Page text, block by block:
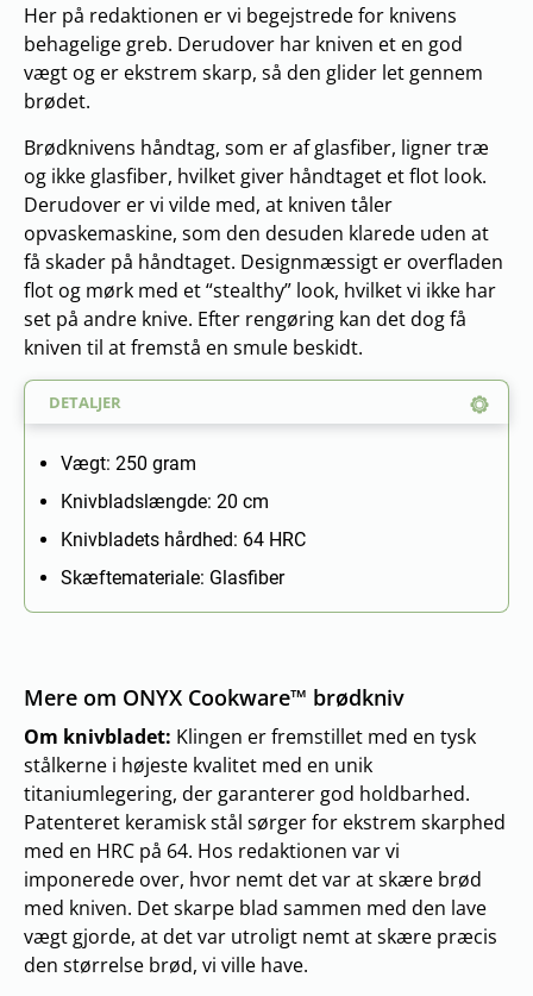
DETALJER
Vægt: 250 gram
Knivbladslængde: 20 cm
Knivbladets hårdhed: 64 HRC
Skæftemateriale: Glasfiber
Her på redaktionen er vi begejstrede for knivens
behagelige greb. Derudover har kniven et en god
vægt og er ekstrem skarp, så den glider let gennem
brødet.
Brødknivens håndtag, som er af glasfiber, ligner træ
og ikke glasfiber, hvilket giver håndtaget et flot look.
Derudover er vi vilde med, at kniven tåler
opvaskemaskine, som den desuden klarede uden at
få skader på håndtaget. Designmæssigt er overfladen
flot og mørk med et “stealthy” look, hvilket vi ikke har
set på andre knive. Efter rengøring kan det dog få
kniven til at fremstå en smule beskidt.
Mere om ONYX Cookware™ brødkniv
Om knivbladet: Klingen er fremstillet med en tysk
stålkerne i højeste kvalitet med en unik
titaniumlegering, der garanterer god holdbarhed.
Patenteret keramisk stål sørger for ekstrem skarphed
med en HRC på 64. Hos redaktionen var vi
imponerede over, hvor nemt det var at skære brød
med kniven. Det skarpe blad sammen med den lave
vægt gjorde, at det var utroligt nemt at skære præcis
den størrelse brød, vi ville have.